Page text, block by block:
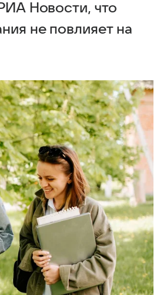
Новости, что
не повлияет на